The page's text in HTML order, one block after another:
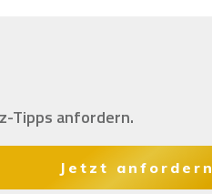
Tipps anfordern.
Jetzt anfordern